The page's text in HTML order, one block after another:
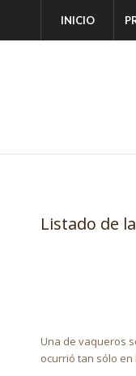
INICIO
Listado de
Una de vaqueros
ocurrió tan sólo